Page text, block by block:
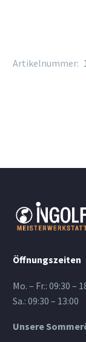
Artikelnummer:
Öffnungszeiten
Mo. – Fr.: 09:30 –
Sa.: 09:30 – 13:00
Unsere